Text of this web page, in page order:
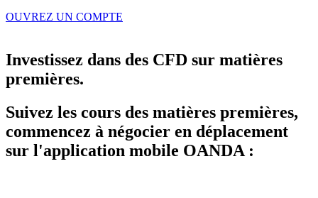
OUVREZ UN COMPTE
Investissez dans des CFD sur matières
premières.
Suivez les cours des matières premières,
commencez à négocier en déplacement
sur l'application mobile OANDA :